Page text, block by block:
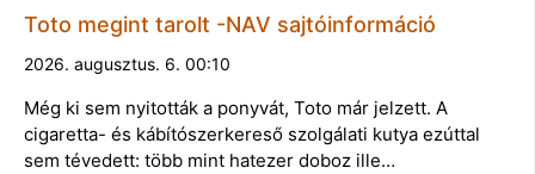
Toto megint tarolt -NAV sajtóinformáció
2026. augusztus. 6. 00:10
Még ki sem nyitották a ponyvát, Toto már jelzett. A
cigaretta- és kábítószerkereső szolgálati kutya ezúttal
sem tévedett: több mint hatezer doboz ille…